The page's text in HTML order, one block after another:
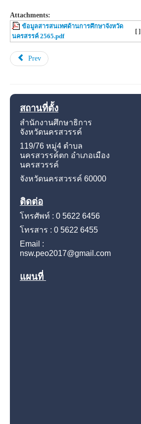
Attachments:
ข้อมูลสารสนเทศด้านการศึกษาจังหวัด
นครสรรค์ 2565.pdf
[ ]
Prev
สถานที่ตั้ง
สำนักงานศึกษาธิการ
จังหวัดนครสวรรค์
119/76 หมู่4 ตำบล
นครสวรรค์ตก อำเภอเมือง
นครสวรรค์
จังหวัดนครสวรรค์ 60000
ติดต่อ
โทรศัพท์ : 0 5622 6456
โทรสาร : 0 5622 6455
Email :
nsw.peo2017@gmail.com
แผนที่